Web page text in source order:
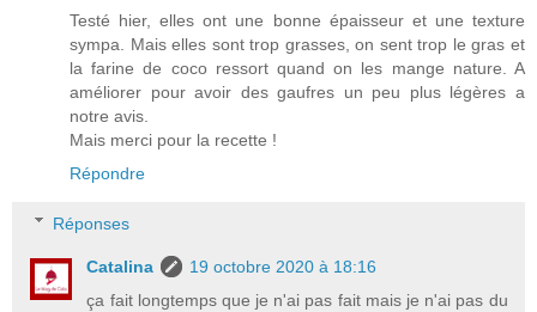
Testé hier, elles ont une bonne épaisseur et une texture
sympa. Mais elles sont trop grasses, on sent trop le gras et
la farine de coco ressort quand on les mange nature. A
améliorer pour avoir des gaufres un peu plus légères a
notre avis.
Mais merci pour la recette !
Répondre
Réponses
Catalina
19 octobre 2020 à 18:16
ça fait longtemps que je n'ai pas fait mais je n'ai pas du